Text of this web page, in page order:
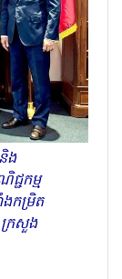
ង
ជ្ជកម្ម
កម្រិត
ក្រសួង